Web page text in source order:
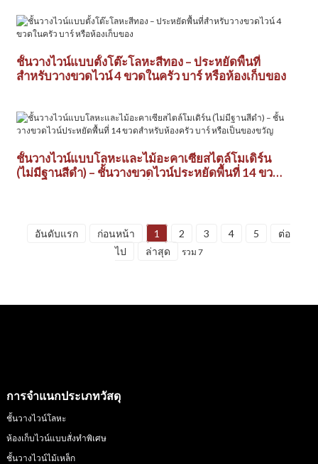
ชั้นวางไวน์แบบตั้งโต๊ะโลหะสีทอง – ประหยัดพื้นที่
สำหรับวางขวดไวน์ 4 ขวดในครัว บาร์ หรือห้องเก็บของ
ชั้นวางไวน์แบบโลหะและไม้อะคาเซียสไตล์โมเดิร์น
(ไม่มีฐานสีดำ) – ชั้นวางขวดไวน์ประหยัดพื้นที่ 14 ขวด
อันดับแรก ก่อนหน้า 1 2 3 4 5
ต่อ
ไป
ล่าสุด รวม 7
การจำแนกประเภทวัสดุ
ชั้นวางไวน์โลหะ
ห้องเก็บไวน์แบบสั่งทำพิเศษ
ชั้นวางไวน์ไม้เหล็ก